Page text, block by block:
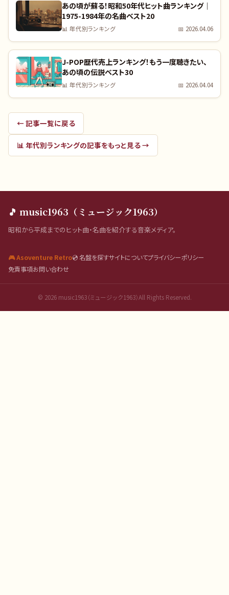
あの頃が蘇る！昭和50年代ヒット曲ランキング｜
1975-1984年の名曲ベスト20
📊 年代別ランキング 📅 2026.04.06
J-POP歴代売上ランキング！もう一度聴きたい、
あの頃の伝説ベスト30
📊 年代別ランキング 📅 2026.04.04
← 記事一覧に戻る
📊 年代別ランキングの記事をもっと見る →
🎵 music1963（ミュージック1963）
昭和から平成までのヒット曲・名曲を紹介する音楽メディア。
🎮 Asoventure Retro💿 名盤を探すサイトについてプライバシーポリシー
免責事項お問い合わせ
© 2026music1963（ミュージック1963）All Rights Reserved.